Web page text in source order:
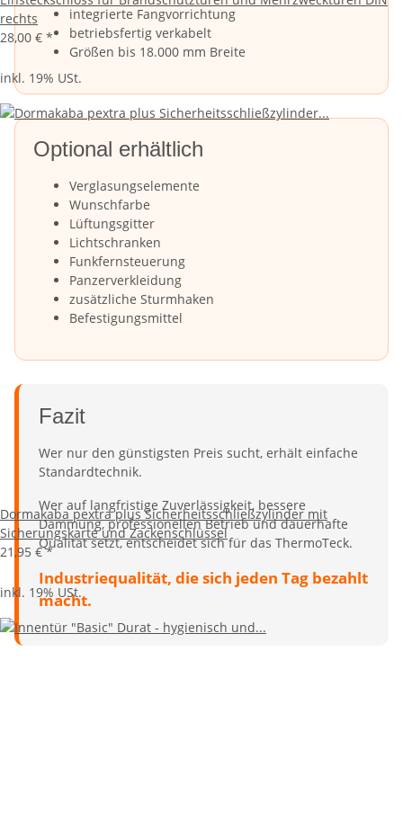
integrierte Fangvorrichtung
betriebsfertig verkabelt
Größen bis 18.000 mm Breite
Optional erhältlich
Verglasungselemente
Wunschfarbe
Lüftungsgitter
Lichtschranken
Funkfernsteuerung
Panzerverkleidung
zusätzliche Sturmhaken
Befestigungsmittel
Fazit
Wer nur den günstigsten Preis sucht, erhält einfache
Standardtechnik.
Wer auf langfristige Zuverlässigkeit, bessere
Dämmung, professionellen Betrieb und dauerhafte
Qualität setzt, entscheidet sich für das ThermoTeck.
Industriequalität, die sich jeden Tag bezahlt
macht.
rechts
28,00 € *
inkl. 19% USt.
Dormakaba pextra plus Sicherheitsschließzylinder mit
Sicherungskarte und Zackenschlüssel
21,95 €*
inkl. 19% USt.